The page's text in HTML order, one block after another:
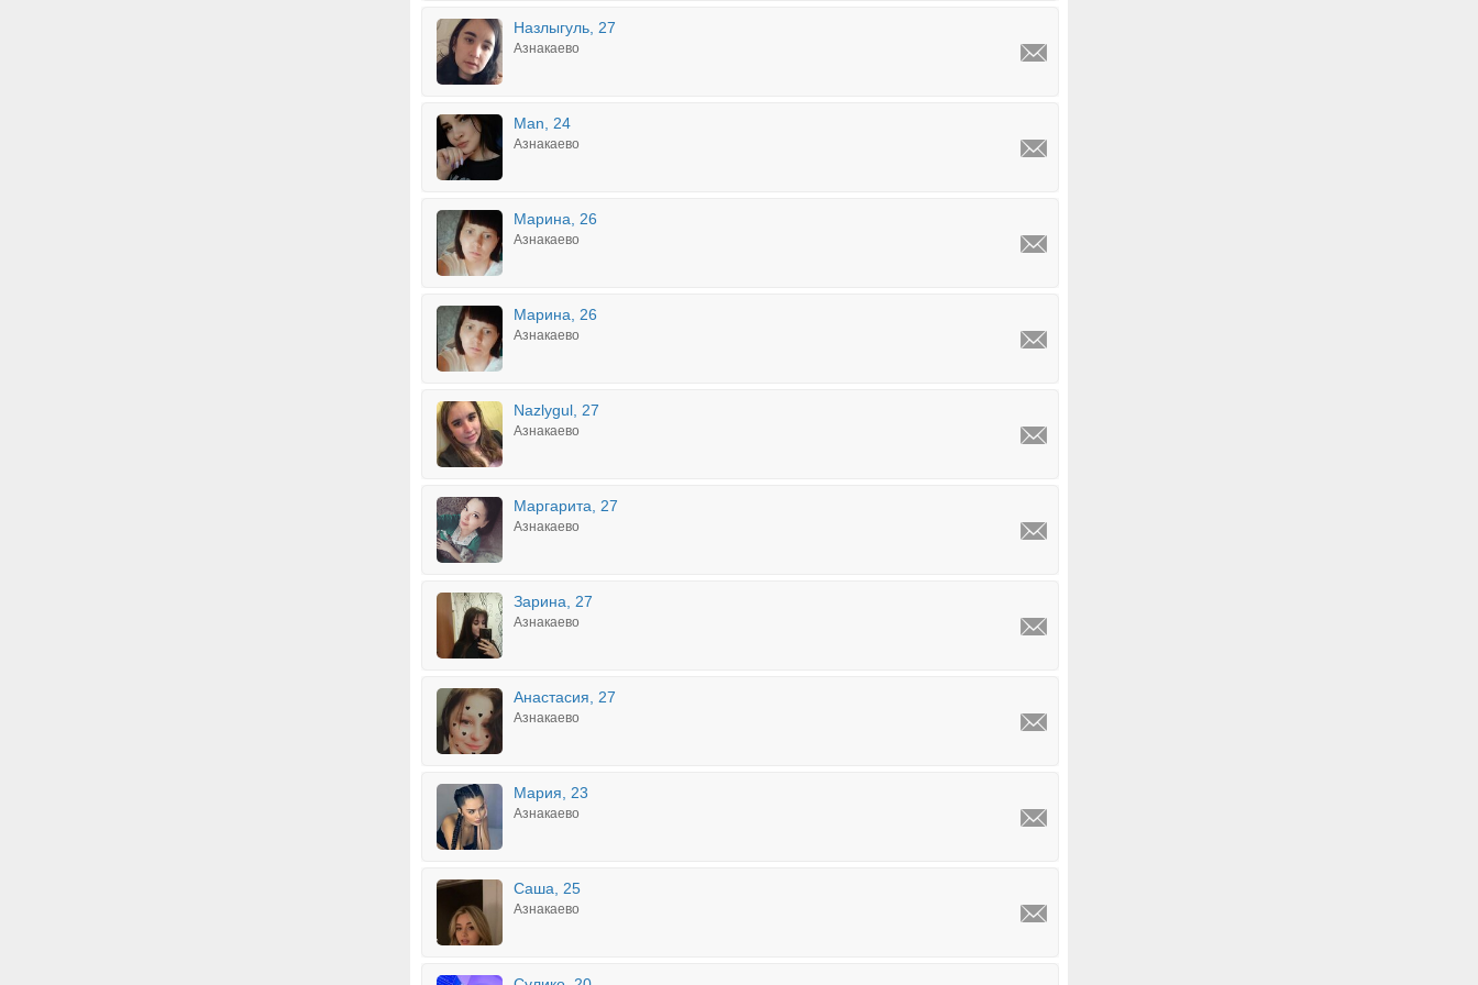
Назлыгуль, 27
Азнакаево
Man, 24
Азнакаево
Марина, 26
Азнакаево
Марина, 26
Азнакаево
Nazlygul, 27
Азнакаево
Маргарита, 27
Азнакаево
Зарина, 27
Азнакаево
Анастасия, 27
Азнакаево
Мария, 23
Азнакаево
Саша, 25
Азнакаево